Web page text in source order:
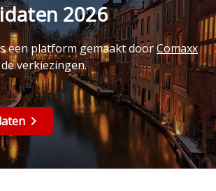
2026
een platform gemaakt doorComaxx
verkiezingen.